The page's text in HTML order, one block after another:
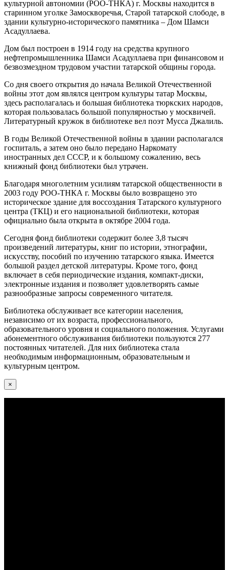
культурной автономии (РОО-ТНКА) г. Москвы находится в
старинном уголке Замоскворечья, Старой татарской слободе, в
здании культурно-исторического памятника – Дом Шамси
Асадуллаева.
Дом был построен в 1914 году на средства крупного
нефтепромышленника Шамси Асадуллаева при финансовом и
безвозмездном трудовом участии татарской общины города.
Со дня своего открытия до начала Великой Отечественной
войны этот дом являлся центром культуры татар Москвы,
здесь располагалась и большая библиотека тюркских народов,
которая пользовалась большой популярностью у москвичей.
Литературный кружок в библиотеке вел поэт Мусса Джалиль.
В годы Великой Отечественной войны в здании располагался
госпиталь, а затем оно было передано Наркомату
иностранных дел СССР, и к большому сожалению, весь
книжный фонд библиотеки был утрачен.
Благодаря многолетним усилиям татарской общественности в
2003 году РОО-ТНКА г. Москвы было возвращено это
историческое здание для воссоздания Татарского культурного
центра (ТКЦ) и его национальной библиотеки, которая
официально была открыта в октябре 2004 года.
Сегодня фонд библиотеки содержит более 3,8 тысяч
произведений литературы, книг по истории, этнографии,
искусству, пособий по изучению татарского языка. Имеется
большой раздел детской литературы. Кроме того, фонд
включает в себя периодические издания, компакт-диски,
электронные издания и позволяет удовлетворять самые
разнообразные запросы современного читателя.
Библиотека обслуживает все категории населения,
независимо от их возраста, профессионального,
образовательного уровня и социального положения. Услугами
абонементного обслуживания библиотеки пользуются 277
постоянных читателей. Для них библиотека стала
необходимым информационным, образовательным и
культурным центром.
×